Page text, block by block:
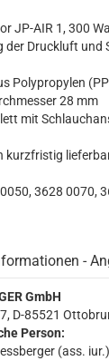
JP-AIR 1, 300
der Druckluft und
Polypropylen
28 mm
mit
kurzfristig
3628 0070,
-
GmbH
D-85521
Person:
(ass.